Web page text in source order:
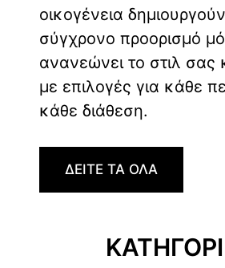
οικογένεια
σύγχρονο προορισμό
ανανεώνει το στιλ σας
με επιλογές για κάθε
κάθε διάθεση.
ΔΕΙΤΕ ΤΑ ΟΛΑ